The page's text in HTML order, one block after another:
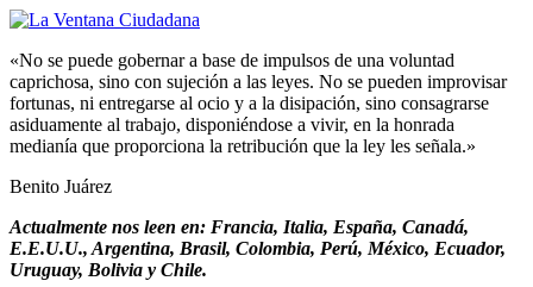
«No se puede gobernar a base de impulsos de una voluntad
caprichosa, sino con sujeción a las leyes. No se pueden improvisar
fortunas, ni entregarse al ocio y a la disipación, sino consagrarse
asiduamente al trabajo, disponiéndose a vivir, en la honrada
medianía que proporciona la retribución que la ley les señala.»
Benito Juárez
Actualmente nos leen en: Francia, Italia, España, Canadá,
E.E.U.U., Argentina, Brasil, Colombia, Perú, México, Ecuador,
Uruguay, Bolivia y Chile.